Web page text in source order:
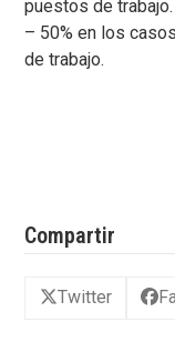
puestos de trabajo.
– 50% en los
de trabajo.
Compartir
Twitter